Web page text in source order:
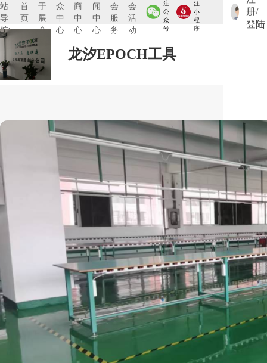
站
导
航:
首
页
于
展
会
众
中
心
商
中
心
闻
中
心
会
服
务
会
活
动
注
公
众
号
注
小
程
序
册/
登陆
龙汐EPOCH工具